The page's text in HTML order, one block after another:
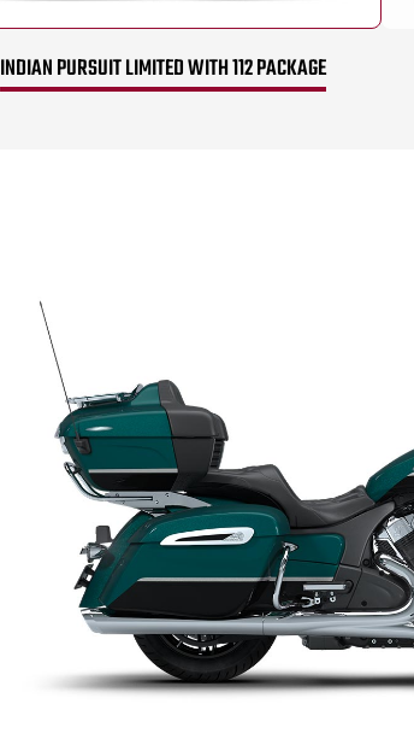
INDIAN PURSUIT LIMITED WITH 112 PACKAGE